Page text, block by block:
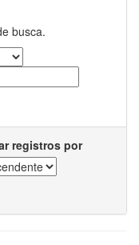
busca.
registros por